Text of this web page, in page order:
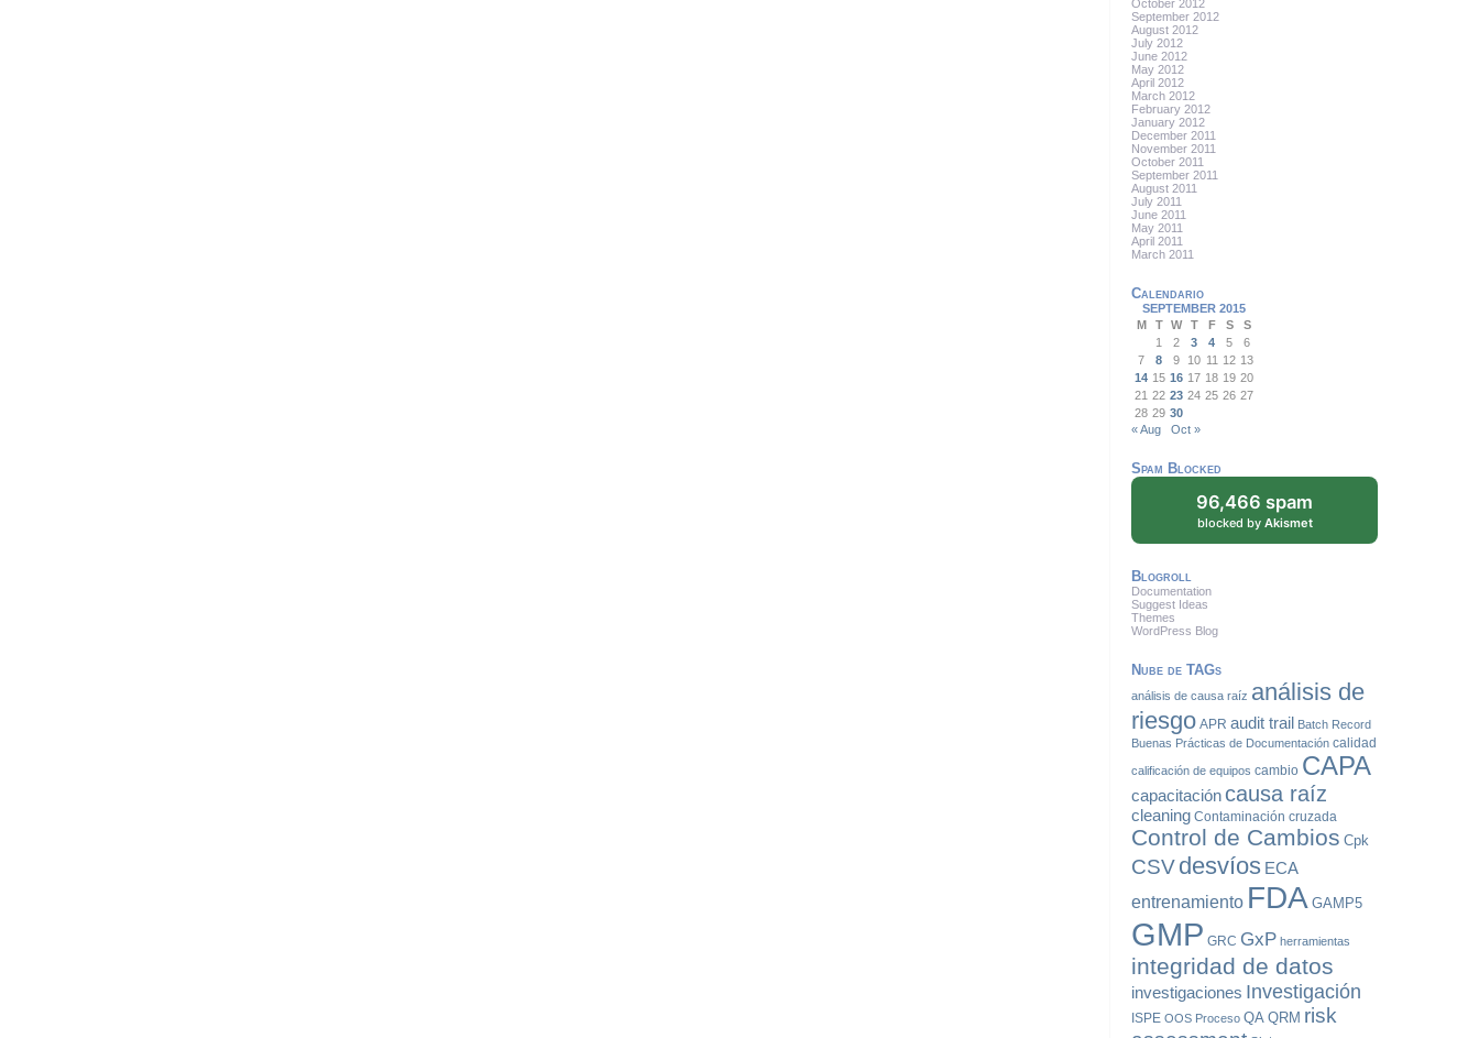
October 2012
September 2012
August 2012
July 2012
June 2012
May 2012
April 2012
March 2012
February 2012
January 2012
December 2011
November 2011
October 2011
September 2011
August 2011
July 2011
June 2011
May 2011
April 2011
March 2011
Calendario
SEPTEMBER 2015
M
T W T F S
S
1
2 3 4 5
6
7
8 9 10 11 12 13
14 15 16 17 18 19 20
21 22 23 24 25 26 27
28 29 30
« Aug
Oct »
Spam Blocked
96,466 spam
blocked by Akismet
Blogroll
Documentation
Suggest Ideas
Themes
WordPress Blog
Nube de TAGs
análisis de causa raíz análisis de
riesgo APR audit trail Batch Record
Buenas Prácticas de Documentación calidad
calificación de equipos cambio CAPA
capacitacióncausa raíz
cleaning Contaminación cruzada
Control de Cambios Cpk
CSVdesvíos ECA
entrenamiento FDA GAMP5
GMP GRC GxP herramientas
integridad de datos
investigaciones Investigación
ISPE OOS Proceso QA QRM risk